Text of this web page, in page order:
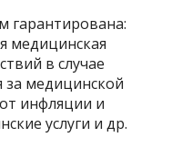
гарантирована:
медицинская
в случае
медицинской
инфляции и
услуги и др.